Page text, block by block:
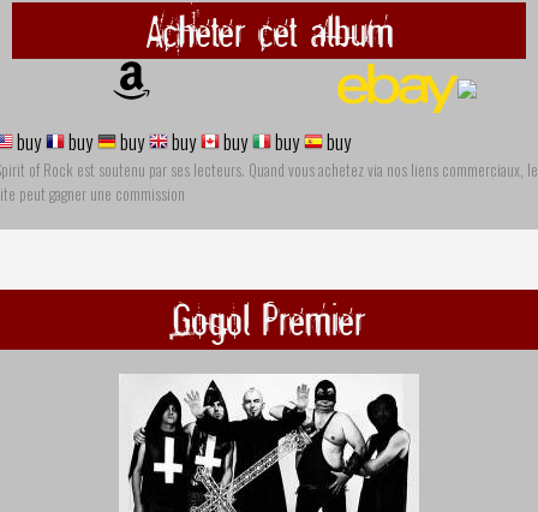
Acheter cet album
buy buy buy buy buy buy buy
of Rock est soutenu par ses lecteurs. Quand vous achetez via nos liens commerciaux, le
peut gagner une commission
Gogol Premier